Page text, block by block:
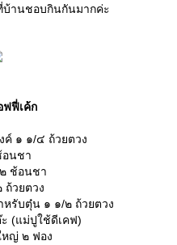
บ้านชอบกินกันมากค่ะ
ฟฟี่เค้ก
๑ ๑/๔ ถ้วยตวง
อนชา
ช้อนชา
ถ้วยตวง
รับตุ๋น ๑ ๑/๒ ถ้วยตวง
(แม่ปูใช้ดีเคฟ)
ญ่ ๒ ฟอง